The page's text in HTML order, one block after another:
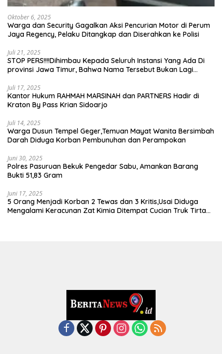
Oktober 6, 2025
Warga dan Security Gagalkan Aksi Pencurian Motor di Perum
Jaya Regency, Pelaku Ditangkap dan Diserahkan ke Polisi
Juli 21, 2025
STOP PERS!!!!Dihimbau Kepada Seluruh Instansi Yang Ada Di
provinsi Jawa Timur, Bahwa Nama Tersebut Bukan Lagi
Juli 17, 2025
Kantor Hukum RAHMAH MARSINAH dan PARTNERS Hadir di
Kraton By Pass Krian Sidoarjo
Juli 14, 2025
Warga Dusun Tempel Geger,Temuan Mayat Wanita Bersimbah
Darah Diduga Korban Pembunuhan dan Perampokan
Juni 30, 2025
Polres Pasuruan Bekuk Pengedar Sabu, Amankan Barang
Bukti 51,83 Gram
Juni 17, 2025
5 Orang Menjadi Korban 2 Tewas dan 3 Kritis,Usai Diduga
Mengalami Keracunan Zat Kimia Ditempat Cucian Truk Tirta